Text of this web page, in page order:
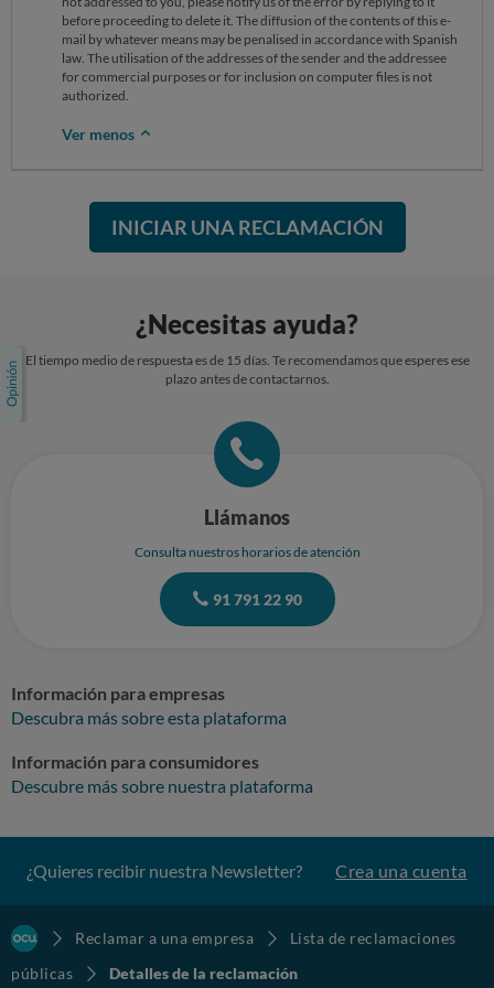
before proceeding to delete it. The diffusion of the contents of this e-
mail by whatever means may be penalised in accordance with Spanish
law. The utilisation of the addresses of the sender and the addressee
for commercial purposes or for inclusion on computer files is not
authorized.
Ver menos
INICIAR UNA RECLAMACIÓN
¿Necesitas ayuda?
El tiempo medio de respuesta es de 15 días. Te recomendamos que esperes ese
plazo antes de contactarnos.
Llámanos
Consulta nuestros horarios de atención
91 791 22 90
Información para empresas
Descubra más sobre esta plataforma
Información para consumidores
Descubre más sobre nuestra plataforma
¿Quieres recibir nuestra Newsletter? Crea una cuenta
Reclamar a una empresa
Lista de reclamaciones
públicas
Detalles de la reclamación